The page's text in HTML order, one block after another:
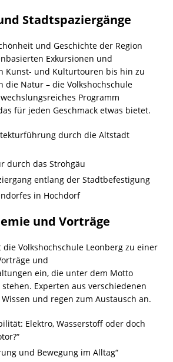
Stadtspaziergänge
und Geschichte der Region
Exkursionen und
Kunst- und Kulturtouren bis hin zu
die Natur – die Volkshochschule
Programm
für jeden Geschmack etwas bietet.
durch die Altstadt
durch das Strohgäu
entlang der Stadtbefestigung
in Hochdorf
und Vorträge
Volkshochschule Leonberg zu einer
und
ein, die unter dem Motto
stehen. Experten aus verschiedenen
und regen zum Austausch an.
Elektro, Wasserstoff oder doch
und Bewegung im Alltag“